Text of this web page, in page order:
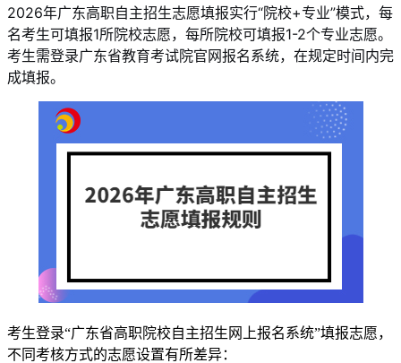
2026年广东高职自主招生志愿填报实行“院校+专业”模式，每
名考生可填报1所院校志愿，每所院校可填报1-2个专业志愿。
考生需登录广东省教育考试院官网报名系统，在规定时间内完
成填报。
考生登录“广东省高职院校自主招生网上报名系统”填报志愿，
不同考核方式的志愿设置有所差异：